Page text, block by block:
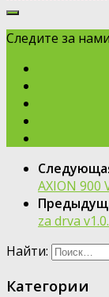
Следите за
AXION 900
za drva
Найти:
Категории